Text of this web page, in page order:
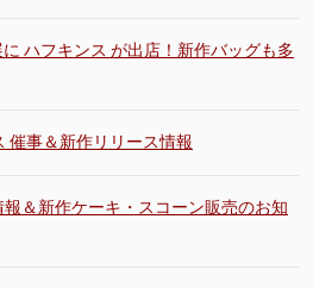
ハフキンス が出店！新作バッグも多
催事＆新作リリース情報
＆新作ケーキ・スコーン販売のお知